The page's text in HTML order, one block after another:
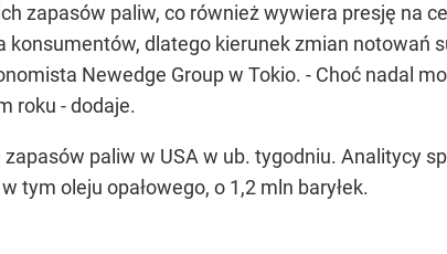
zapasów paliw, co również wywiera presję na
konsumentów, dlatego kierunek zmian notowań
Newedge Group w Tokio. - Choć nadal
roku - dodaje.
paliw w USA w ub. tygodniu. Analitycy
tym oleju opałowego, o 1,2 mln baryłek.